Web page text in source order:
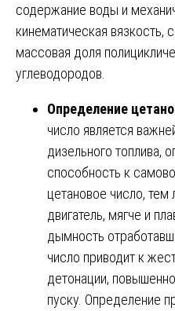
содержание воды и
кинематическая
массовая доля
углеводородов.
Определение
число является
дизельного топлива,
способность к
цетановое число, тем
двигатель, мягче и
дымность
число приводит к
детонации,
пуску. Определение